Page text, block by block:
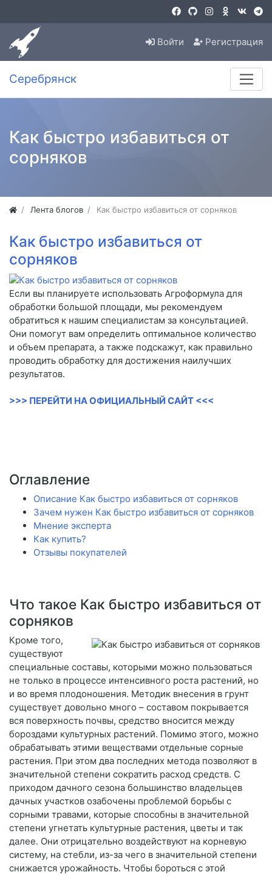
Войти Регистрация
Серебрянск
Как быстро избавиться от
сорняков
Лента блогов Как быстро избавиться от сорняков
Как быстро избавиться от
сорняков
Если вы планируете использовать Агроформула для
обработки большой площади, мы рекомендуем
обратиться к нашим специалистам за консультацией.
Они помогут вам определить оптимальное количество
и объем препарата, а также подскажут, как правильно
проводить обработку для достижения наилучших
результатов.
>>> ПЕРЕЙТИ НА ОФИЦИАЛЬНЫЙ САЙТ <<<
Оглавление
Описание Как быстро избавиться от сорняков
Зачем нужен Как быстро избавиться от сорняков
Мнение эксперта
Как купить?
Отзывы покупателей
Что такое Как быстро избавиться от
сорняков
Кроме того,
существуют
специальные составы, которыми можно пользоваться
не только в процессе интенсивного роста растений, но
и во время плодоношения. Методик внесения в грунт
существует довольно много – составом покрывается
вся поверхность почвы, средство вносится между
бороздами культурных растений. Помимо этого, можно
обрабатывать этими веществами отдельные сорные
растения. При этом два последних метода позволяют в
значительной степени сократить расход средств. С
приходом дачного сезона большинство владельцев
дачных участков озабочены проблемой борьбы с
сорными травами, которые способны в значительной
степени угнетать культурные растения, цветы и так
далее. Они отрицательно воздействуют на корневую
систему, на стебли, из-за чего в значительной степени
снижается урожайность. Чтобы бороться с этой